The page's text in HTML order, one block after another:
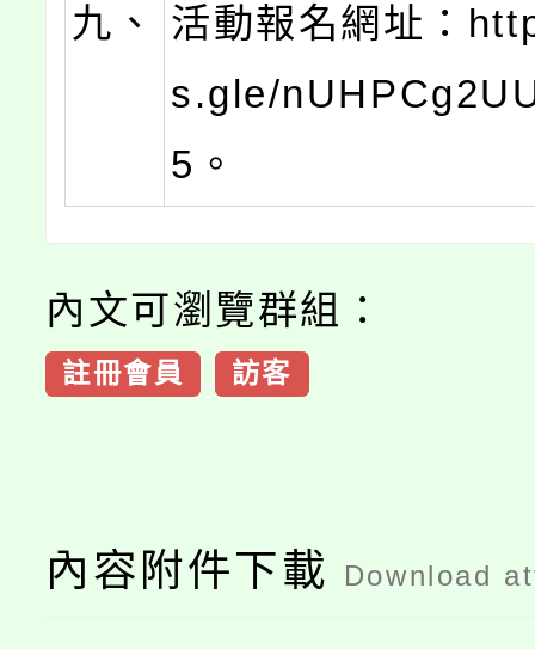
九、
活動報名網址：
s.gle/
5。
內文可瀏覽群組：
註冊會員 訪客
內容附件下載 Download